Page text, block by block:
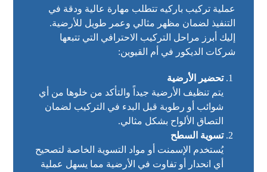
عملية تركيب باركيه تتطلب مهارة عالية ودقة في
التنفيذ لضمان مظهر مثالي وعمر طويل للأرضية.
إليك أبرز مراحل التركيب الاحترافي التي تتبعها
شركات الديكور في أم القيوين:
تحضير الأرضية
يتم تنظيف الأرضية جيداً والتأكد من خلوها من أي
شوائب أو رطوبة قبل البدء في التركيب لضمان
التصاق الألواح بشكل مثالي.
تسوية السطح
يُستخدم الإسمنت أو مواد التسوية الخاصة لتصحيح
أي انحدار أو تفاوت في الأرضية مما يسهل عملية